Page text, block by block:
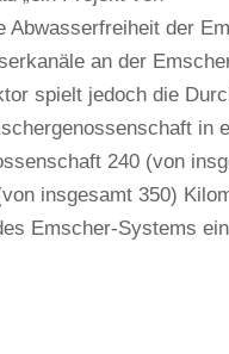
Abwasserfreiheit der
an der
spielt jedoch die
in
240 (von
insgesamt 350)
Emscher-Systems ein